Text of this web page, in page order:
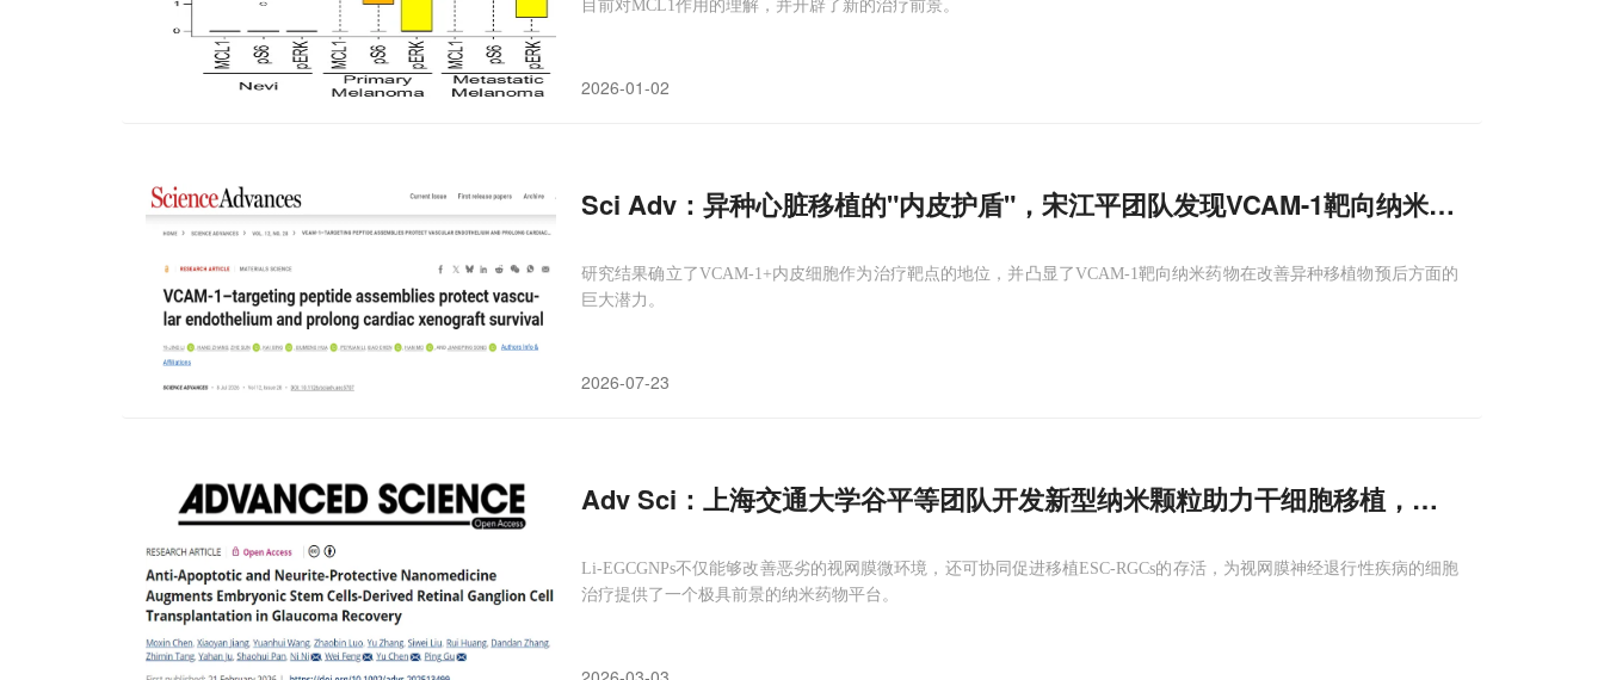
目前对MCL1作用的理解，并开辟了新的治疗前景。
2026-01-02
Sci Adv：异种心脏移植的"内皮护盾"，宋江平团队发现VCAM-1靶向纳米粒把
研究结果确立了VCAM-1+内皮细胞作为治疗靶点的地位，并凸显了VCAM-1靶向纳米药物在改善异种移植物预后方面的
巨大潜力。
2026-07-23
Adv Sci：上海交通大学谷平等团队开发新型纳米颗粒助力干细胞移植，显著提升视网膜
Li‑EGCGNPs不仅能够改善恶劣的视网膜微环境，还可协同促进移植ESC‑RGCs的存活，为视网膜神经退行性疾病的细胞
治疗提供了一个极具前景的纳米药物平台。